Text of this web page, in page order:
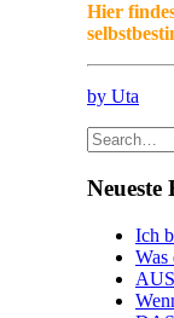
Hier
by Uta
Neueste
Ich
Was